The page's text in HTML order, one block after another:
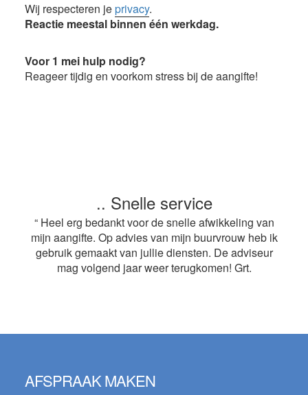
Wij respecteren jeprivacy.
Reactie meestal binnen één werkdag.
Voor 1 mei hulp nodig?
Reageer tijdig en voorkom stress bij de aangifte!
.. Snelle service
“ Heel erg bedankt voor de snelle afwikkeling van
mijn aangifte. Op advies van mijn buurvrouw heb ik
gebruik gemaakt van jullie diensten. De adviseur
mag volgend jaar weer terugkomen! Grt.
AFSPRAAK MAKEN